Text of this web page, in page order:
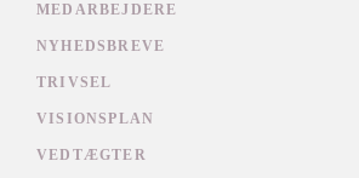
MEDARBEJDERE
NYHEDSBREVE
TRIVSEL
VISIONSPLAN
VEDTÆGTER